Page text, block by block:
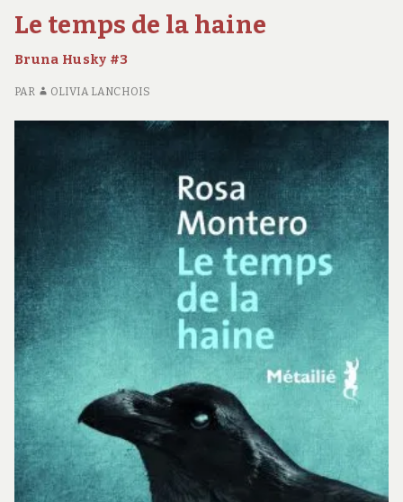
Le temps de la haine
Bruna Husky #3
PAR OLIVIA LANCHOIS